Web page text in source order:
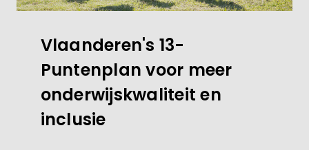
Vlaanderen's 13-
Puntenplan voor meer
onderwijskwaliteit en
inclusie